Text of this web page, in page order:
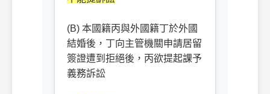
(B) 本國籍丙與外國籍丁於外國
結婚後，丁向主管機關申請居留
簽證遭到拒絕後，丙欲提起課予
義務訴訟